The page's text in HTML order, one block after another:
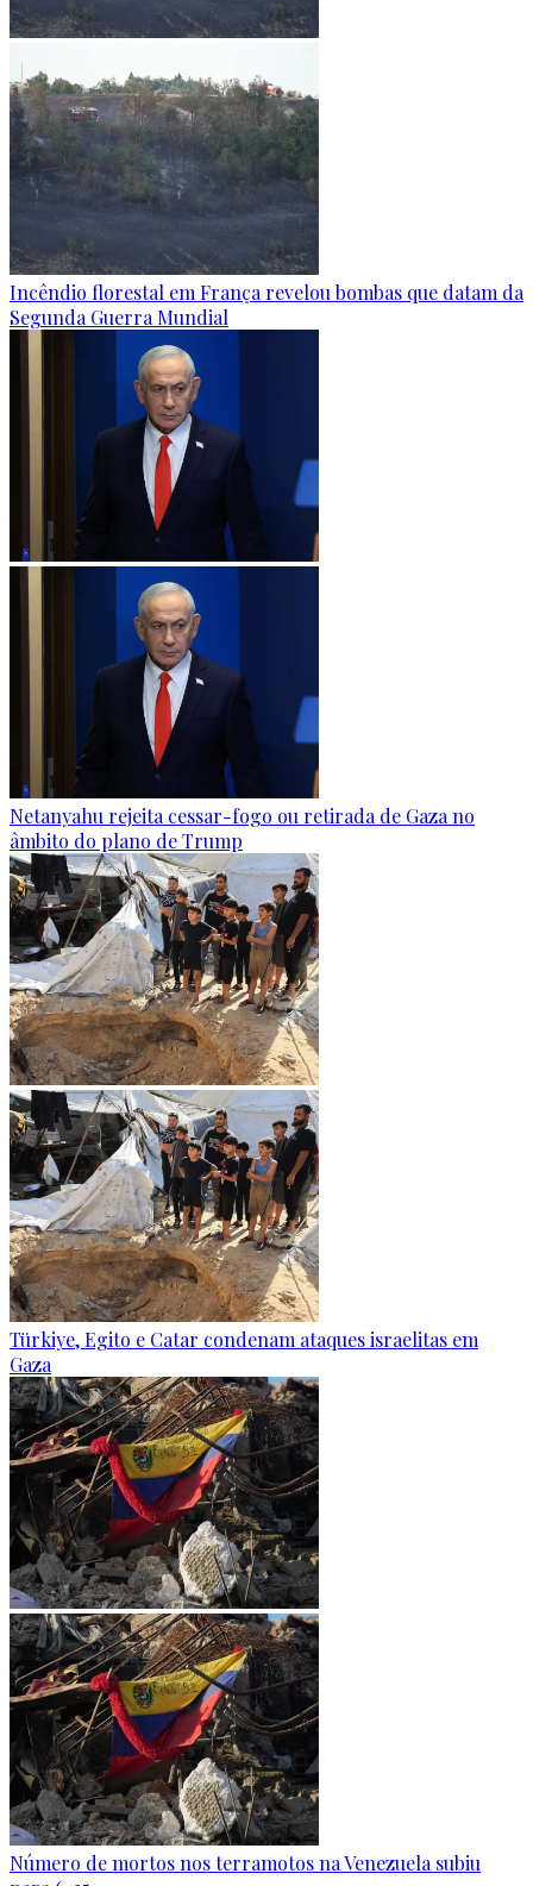
Incêndio florestal em França revelou bombas que datam da
Segunda Guerra Mundial
Netanyahu rejeita cessar-fogo ou retirada de Gaza no
âmbito do plano de Trump
Türkiye, Egito e Catar condenam ataques israelitas em
Gaza
Número de mortos nos terramotos na Venezuela subiu